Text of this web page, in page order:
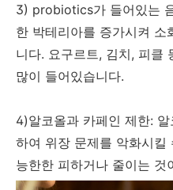
3) probiotics가 들어있는
한 박테리아를 증가시켜 소
니다. 요구르트, 김치, 피
많이 들어있습니다.
4)알코올과 카페인 제한:
하여 위장 문제를 악화시
능한한 피하거나 줄이는 것